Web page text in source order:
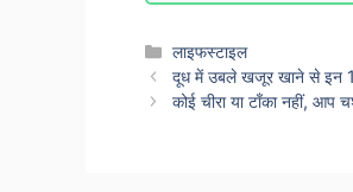
Categories
लाइफस्टाइल
दूध में उबले खजूर खाने से इन 15
कोई चीरा या टाँका नहीं,